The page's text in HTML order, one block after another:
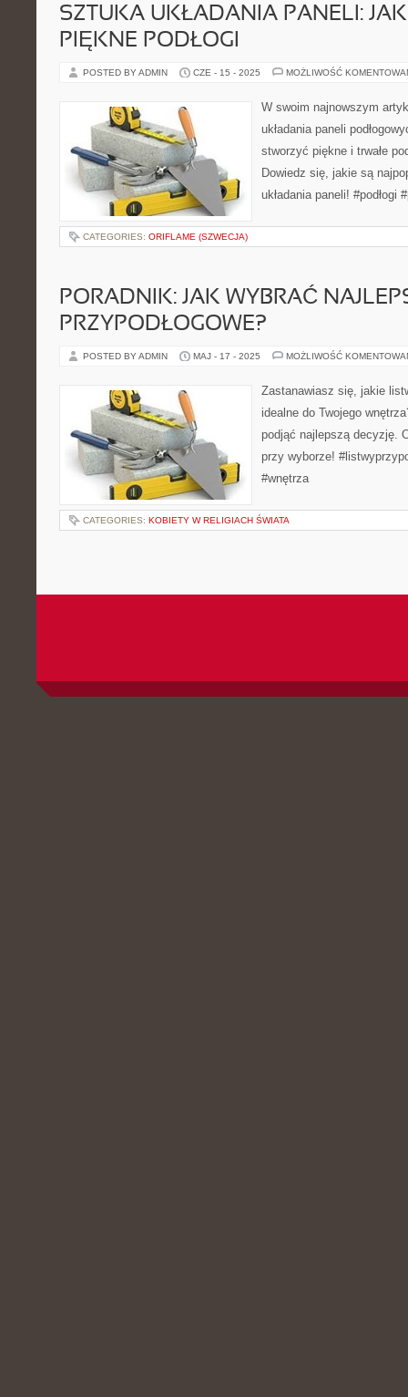
SZTUKA UKŁADANIA PANELI:
PIĘKNE PODŁOGI
POSTED BY ADMIN CZE - 15 - 2025 MOŻLIWOŚĆ
W swoim najnowszym
układania paneli
stworzyć piękne i trwałe
Dowiedz się, jakie są
układania paneli! #podłogi
CATEGORIES: ORIFLAME (SZWECJA)
PORADNIK: JAK WYBRAĆ
PRZYPODŁOGOWE?
POSTED BY ADMIN MAJ - 17 - 2025 MOŻLIWOŚĆ
Zastanawiasz się, jakie
idealne do Twojego
podjąć najlepszą decyzję.
przy wyborze!
#wnętrza
CATEGORIES: KOBIETY W RELIGIACH ŚWIATA